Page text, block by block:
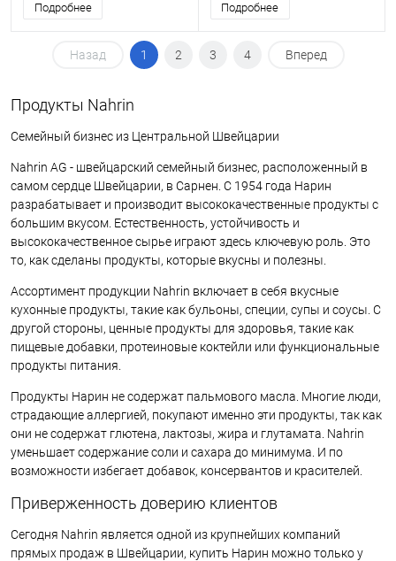
Подробнее Подробнее
Назад 1 2 3 4 Вперед
Продукты Nahrin
Семейный бизнес из Центральной Швейцарии
Nahrin AG - швейцарский семейный бизнес, расположенный в
самом сердце Швейцарии, в Сарнен. С 1954 года Нарин
разрабатывает и производит высококачественные продукты с
большим вкусом. Естественность, устойчивость и
высококачественное сырье играют здесь ключевую роль. Это
то, как сделаны продукты, которые вкусны и полезны.
Ассортимент продукции Nahrin включает в себя вкусные
кухонные продукты, такие как бульоны, специи, супы и соусы. С
другой стороны, ценные продукты для здоровья, такие как
пищевые добавки, протеиновые коктейли или функциональные
продукты питания.
Продукты Нарин не содержат пальмового масла. Многие люди,
страдающие аллергией, покупают именно эти продукты, так как
они не содержат глютена, лактозы, жира и глутамата. Nahrin
уменьшает содержание соли и сахара до минимума. И по
возможности избегает добавок, консервантов и красителей.
Приверженность доверию клиентов
Сегодня Nahrin является одной из крупнейших компаний
прямых продаж в Швейцарии, купить Нарин можно только у